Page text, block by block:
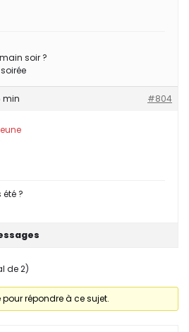
soir ?
min #804
?
de 2)
répondre à ce sujet.